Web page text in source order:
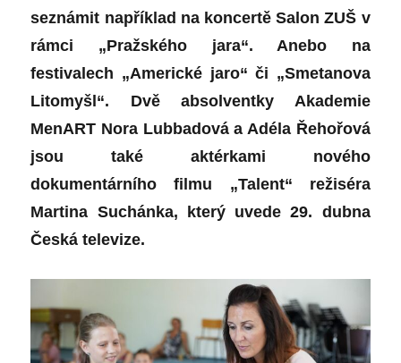
seznámit například na koncertě Salon ZUŠ v
rámci „Pražského jara“. Anebo na
festivalech „Americké jaro“ či „Smetanova
Litomyšl“. Dvě absolventky Akademie
MenART Nora Lubbadová a Adéla Řehořová
jsou také aktérkami nového
dokumentárního filmu „Talent“ režiséra
Martina Suchánka, který uvede 29. dubna
Česká televize.